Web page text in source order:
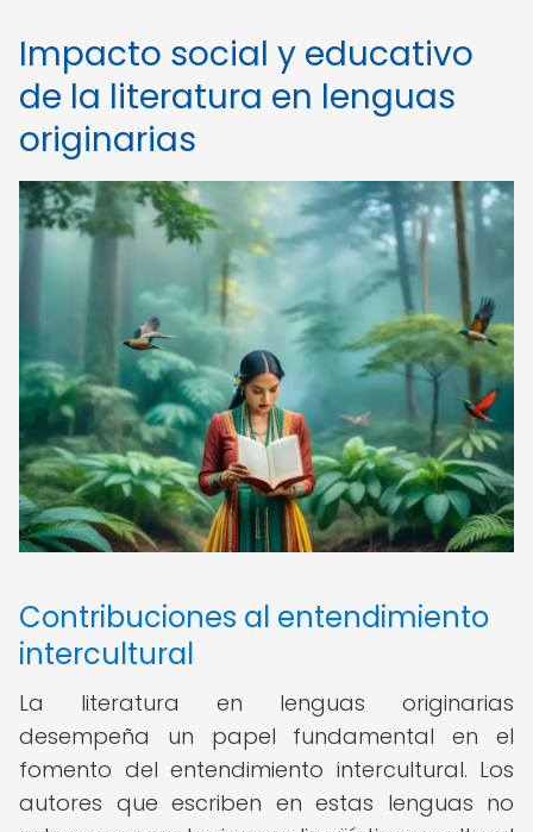
Impacto social y educativo
de la literatura en lenguas
originarias
Contribuciones al entendimiento
intercultural
La literatura en lenguas originarias
desempeña un papel fundamental en el
fomento del entendimiento intercultural. Los
autores que escriben en estas lenguas no